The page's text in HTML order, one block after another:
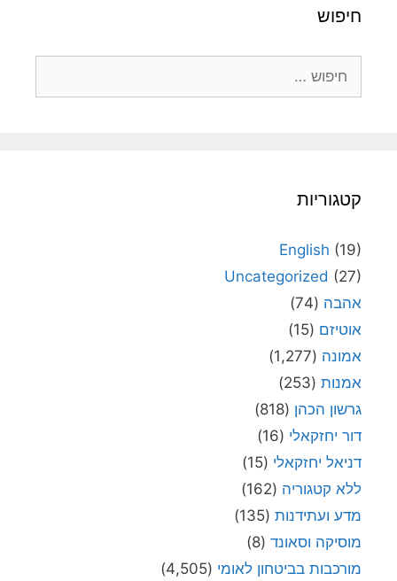
חיפוש
קטגוריות
English (19)
Uncategorized (27)
אהבה (74)
אוטיזם (15)
אמונה (1,277)
אמנות (253)
גרשון הכהן (818)
דור יחזקאלי (16)
דניאל יחזקאלי (15)
ללא קטגוריה (162)
מדע ועתידנות (135)
מוסיקה וסאונד (8)
מורכבות בביטחון לאומי (4,505)